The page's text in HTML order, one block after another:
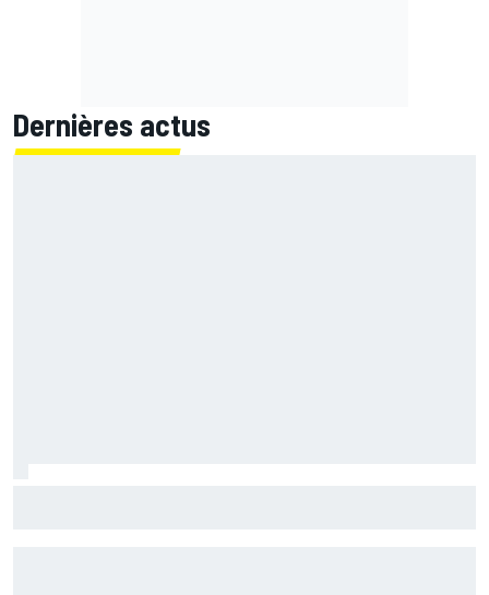
Dernières actus